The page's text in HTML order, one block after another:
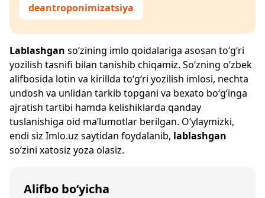
deantroponimizatsiya
Lablashgan so‘zining imlo qoidalariga asosan to‘g‘ri
yozilish tasnifi bilan tanishib chiqamiz. So‘zning o‘zbek
alifbosida lotin va kirillda to‘g‘ri yozilish imlosi, nechta
undosh va unlidan tarkib topgani va bexato bo‘g‘inga
ajratish tartibi hamda kelishiklarda qanday
tuslanishiga oid ma’lumotlar berilgan. O‘ylaymizki,
endi siz Imlo.uz saytidan foydalanib, lablashgan
so‘zini xatosiz yoza olasiz.
Alifbo bo‘yicha